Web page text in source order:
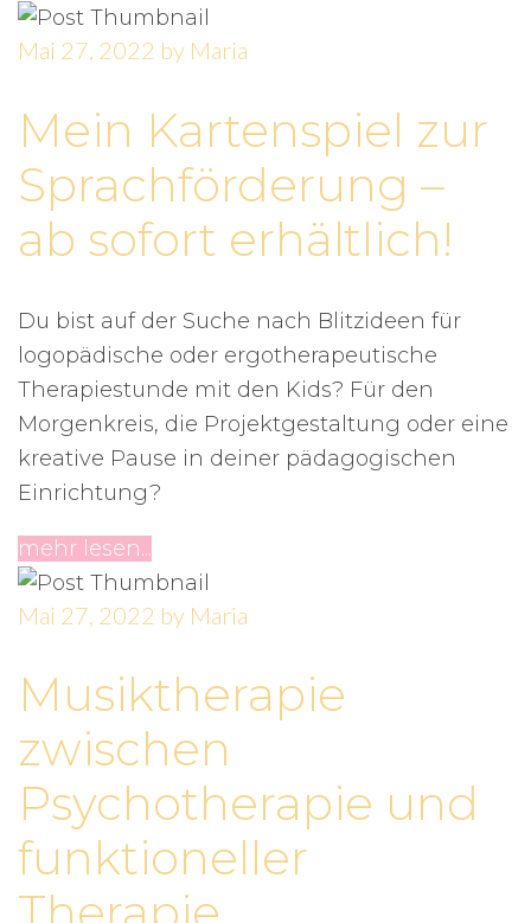
Mai 27, 2022 by Maria
Mein Kartenspiel zur
Sprachförderung –
ab sofort erhältlich!
Du bist auf der Suche nach Blitzideen für
logopädische oder ergotherapeutische
Therapiestunde mit den Kids? Für den
Morgenkreis, die Projektgestaltung oder eine
kreative Pause in deiner pädagogischen
Einrichtung?
mehr lesen...
Mai 27, 2022 by Maria
Musiktherapie
zwischen
Psychotherapie und
funktioneller